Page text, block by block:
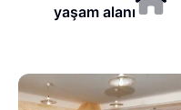
yaşam alanı